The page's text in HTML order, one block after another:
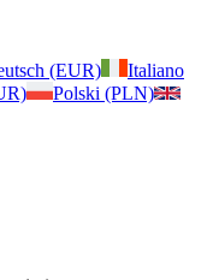
(EUR)
Italiano
Polski (PLN)